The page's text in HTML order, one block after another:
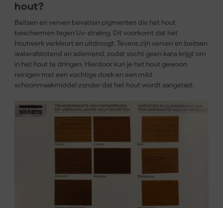
hout?
Beitsen en verven bevatten pigmenten die het hout
beschermen tegen Uv-straling. Dit voorkomt dat het
houtwerk verkleurt en uitdroogt. Tevens zijn verven en beitsen
waterafstotend en ademend, zodat vocht geen kans krijgt om
in het hout te dringen. Hierdoor kun je het hout gewoon
reinigen met een vochtige doek en een mild
schoonmaakmiddel zonder dat het hout wordt aangetast.